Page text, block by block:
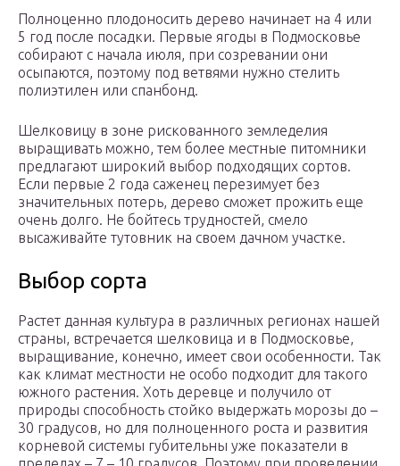
Полноценно плодоносить дерево начинает на 4 или
5 год после посадки. Первые ягоды в Подмосковье
собирают с начала июля, при созревании они
осыпаются, поэтому под ветвями нужно стелить
полиэтилен или спанбонд.
Шелковицу в зоне рискованного земледелия
выращивать можно, тем более местные питомники
предлагают широкий выбор подходящих сортов.
Если первые 2 года саженец перезимует без
значительных потерь, дерево сможет прожить еще
очень долго. Не бойтесь трудностей, смело
высаживайте тутовник на своем дачном участке.
Выбор сорта
Растет данная культура в различных регионах нашей
страны, встречается шелковица и в Подмосковье,
выращивание, конечно, имеет свои особенности. Так
как климат местности не особо подходит для такого
южного растения. Хоть деревце и получило от
природы способность стойко выдержать морозы до –
30 градусов, но для полноценного роста и развития
корневой системы губительны уже показатели в